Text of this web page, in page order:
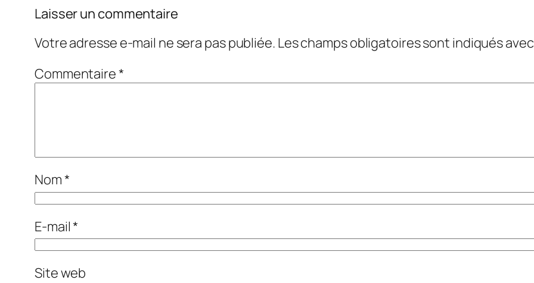
Laisser un commentaire
Votre adresse e-mail ne sera pas publiée. Les champs obligatoires sont indiqués
Commentaire*
Nom*
E-mail*
Site web